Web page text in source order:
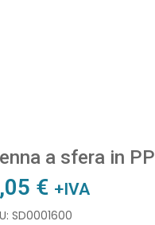
a sfera in PP
€ +IVA
SD0001600